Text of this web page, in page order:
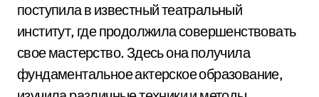
поступила в известный театральный
институт, где продолжила совершенствовать
свое мастерство. Здесь она получила
фундаментальное актерское образование,